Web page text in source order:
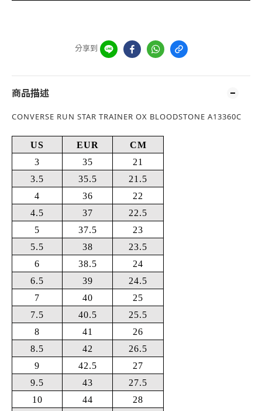
分享到
商品描述
CONVERSE RUN STAR TRAINER OX BLOODSTONE A13360C
US EUR
CM
3
35
21
3.5
35.5
21.5
4
36
22
4.5
37
22.5
5
37.5
23
5.5
38
23.5
6
38.5
24
6.5
39
24.5
7
40
25
7.5
40.5
25.5
8
41
26
8.5
42
26.5
9
42.5
27
9.5
43
27.5
10
44
28